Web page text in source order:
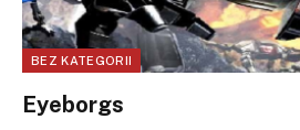
BEZ KATEGORII
Eyeborgs